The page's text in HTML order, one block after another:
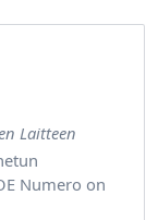
Laitteen
Numero on